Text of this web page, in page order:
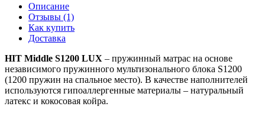
Описание
Отзывы (1)
Как купить
Доставка
HIT Middle S1200 LUX – пружинный матрас на основе
независимого пружинного мультизонального блока S1200
(1200 пружин на спальное место). В качестве наполнителей
используются гипоаллергенные материалы – натуральный
латекс и кокосовая койра.